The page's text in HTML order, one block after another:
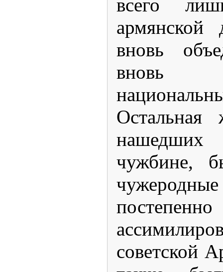
всего
армянской
вновь
вновь
Остальная
чужбине,
постепенно
советской